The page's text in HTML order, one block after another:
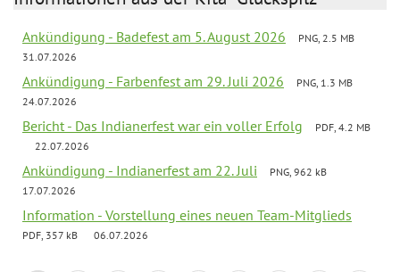
Ankündigung - Badefest am 5. August 2026
PNG, 2.5 MB
31.07.2026
Ankündigung - Farbenfest am 29. Juli 2026
PNG, 1.3 MB
24.07.2026
Bericht - Das Indianerfest war ein voller Erfolg
PDF, 4.2 MB
22.07.2026
Ankündigung - Indianerfest am 22. Juli
PNG, 962 kB
17.07.2026
Information - Vorstellung eines neuen Team-Mitglieds
PDF, 357 kB 06.07.2026